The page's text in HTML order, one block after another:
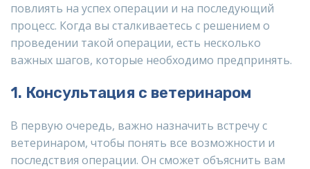
повлиять на успех операции и на последующий
процесс. Когда вы сталкиваетесь с решением о
проведении такой операции, есть несколько
важных шагов, которые необходимо предпринять.
1. Консультация с ветеринаром
В первую очередь, важно назначить встречу с
ветеринаром, чтобы понять все возможности и
последствия операции. Он сможет объяснить вам